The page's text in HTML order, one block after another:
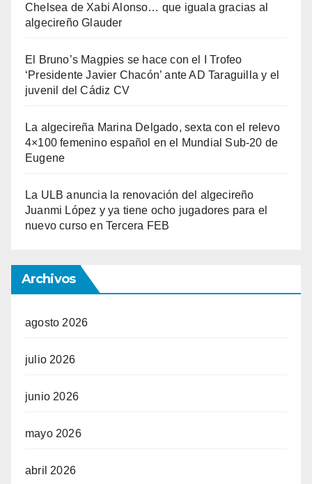
Chelsea de Xabi Alonso… que iguala gracias al
algecireño Glauder
El Bruno’s Magpies se hace con el I Trofeo
‘Presidente Javier Chacón’ ante AD Taraguilla y el
juvenil del Cádiz CV
La algecireña Marina Delgado, sexta con el relevo
4×100 femenino español en el Mundial Sub-20 de
Eugene
La ULB anuncia la renovación del algecireño
Juanmi López y ya tiene ocho jugadores para el
nuevo curso en Tercera FEB
Archivos
agosto 2026
julio 2026
junio 2026
mayo 2026
abril 2026